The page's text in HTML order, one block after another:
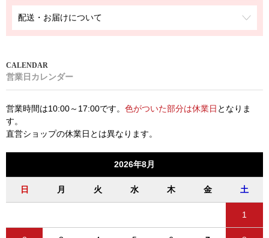
配送・お届けについて
営業日カレンダー
営業時間は10:00～17:00です。 色がついた部分は休業日 となりま
す。
直営ショップの休業日とは異なります。
2026年8月
日 月 火 水 木 金 土
1